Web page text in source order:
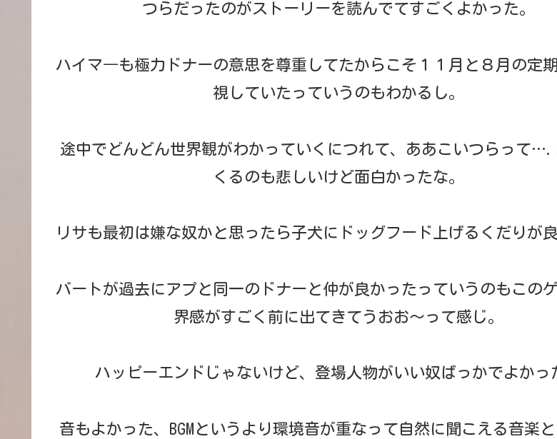
つらだったのがストーリーを読んでてすごくよかった。
ハイマ―も極力ドナーの意思を尊重してたからこそ１１月と８月の定
視していたっていうのもわかるし。
途中でどんどん世界観がわかっていくにつれて、ああこいつらって….
くるのも悲しいけど面白かったな。
リサも最初は嫌な奴かと思ったら子犬にドッグフード上げるくだりが良
バートが過去にアプと同一のドナーと仲が良かったっていうのもこの
界感がすごく前に出てきてうおお～って感じ。
ハッピーエンドじゃないけど、登場人物がいい奴ばっかでよかっ
音もよかった、BGMというより環境音が重なって自然に聞こえる音楽